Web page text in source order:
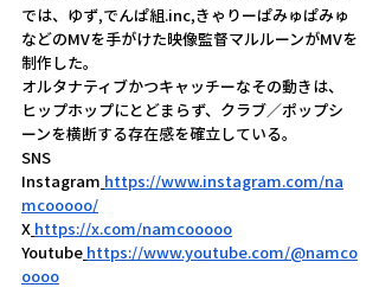
では、ゆず,でんぱ組.inc,きゃりーぱみゅぱみゅ
などのMVを手がけた映像監督マルルーンがMVを
制作した。
オルタナティブかつキャッチーなその動きは、
ヒップホップにとどまらず、クラブ／ポップシ
ーンを横断する存在感を確立している。
SNS
Instagram https://www.instagram.com/na
mcooooo/
X https://x.com/namcooooo
Youtube https://www.youtube.com/@namco
oooo